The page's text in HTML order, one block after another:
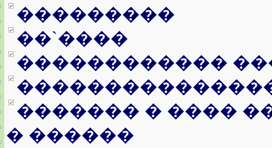
���������
��`����
������������
������� � ����
� ������